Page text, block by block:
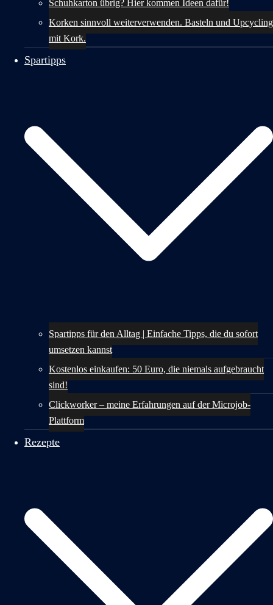
Schuhkarton übrig? Hier kommen Ideen dafür!
Korken sinnvoll weiterverwenden. Basteln und Upcycling
mit Kork.
Spartipps
Spartipps für den Alltag | Einfache Tipps, die du sofort
umsetzen kannst
Kostenlos einkaufen: 50 Euro, die niemals aufgebraucht
sind!
Clickworker – meine Erfahrungen auf der Microjob-
Plattform
Rezepte